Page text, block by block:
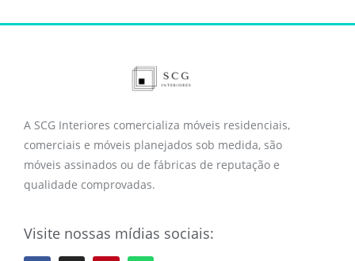
A SCG Interiores comercializa móveis residenciais,
comerciais e móveis planejados sob medida, são
móveis assinados ou de fábricas de reputação e
qualidade comprovadas.
Visite nossas mídias sociais: